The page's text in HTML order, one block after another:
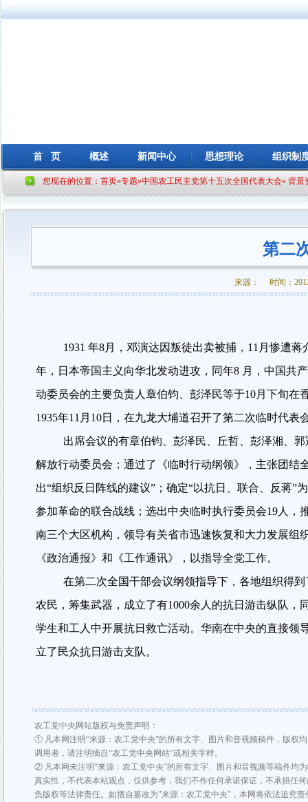
首 页 概述 新闻中心 思想理论 组织制
您现在的位置： 首页»专题»中国农工民主党第十五次全国代表大会» 背景
第二
来源： 时间：
1931 年8月，邓演达因叛徒出卖被捕， 11 月惨遭蒋
年，日本帝国主义向华北发动进攻，同年8 月，中国共
动委员会的主要负责人章伯钧、彭泽民等于10月下旬在
1935年11 月 10日，在九龙大埔道召开了第二次临时代表
出席会议的有章伯钧、彭泽民、丘哲、彭泽湘、郭
解放行动委员会；通过了《临时行动纲领》，主张团结
出“组织反日阵线的建议”；确定“以抗日、联合、反蒋”
参加革命的联合战线；选出中央临时执行委员会19人，
南三个大区机构，领导有关省市迅速恢复和大力发展组
《政治通报》和《工作通讯》，以指导全党工作。
在第二次全国干部会议纲领指导下，各地组织得
农民，筹集武器，成立了有1000余人的抗日游击纵队，
学生和工人中开展抗日救亡活动。华南在中央的直接领
立了民众抗日游击支队。
农工党中央网站版权与免责声明：
① 凡本网注明“来源：农工党中央”的所有文字、图片和音视频稿件，版权
调用者，请注明摘自“农工党中央网站”或相关字样。
② 凡本网未注明“来源：农工党中央”的所有文字、图片和音视频等稿件均
真实性，不代表本站观点，仅供参考，我们不作任何承诺保证，不承担任
负版权等法律责任。如擅自篡改为"来源：农工党中央"，本网将依法追究责